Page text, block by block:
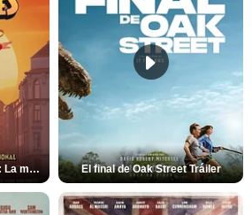
Manual para superhéroes: La máscara roja Tráiler El final de Oak Street Tráiler